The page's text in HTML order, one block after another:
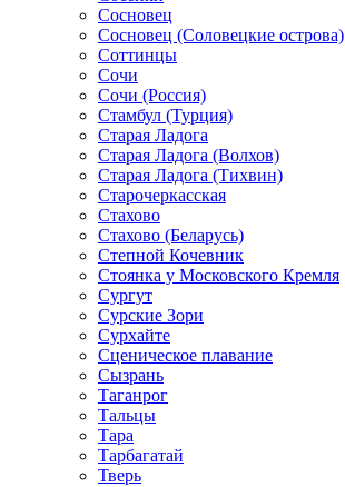
Сосновец
Сосновец (Соловецкие острова)
Соттинцы
Сочи
Сочи (Россия)
Стамбул (Турция)
Старая Ладога
Старая Ладога (Волхов)
Старая Ладога (Тихвин)
Старочеркасская
Стахово
Стахово (Беларусь)
Степной Кочевник
Стоянка у Московского Кремля
Сургут
Сурские Зори
Сурхайте
Сценическое плавание
Сызрань
Таганрог
Тальцы
Тара
Тарбагатай
Тверь